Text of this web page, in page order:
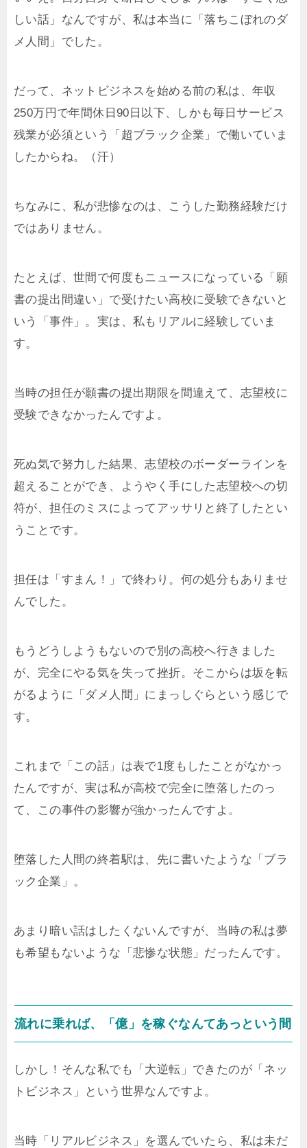
しい話」なんですが、私は本当に「落ちこぼれのダ
メ人間」でした。
だって、ネットビジネスを始める前の私は、年収
250万円で年間休日90日以下、しかも毎日サービス
残業が必須という「超ブラック企業」で働いていま
したからね。（汗）
ちなみに、私が悲惨なのは、こうした勤務経験だけ
ではありません。
たとえば、世間で何度もニュースになっている「願
書の提出間違い」で受けたい高校に受験できないと
いう「事件」。実は、私もリアルに経験していま
す。
当時の担任が願書の提出期限を間違えて、志望校に
受験できなかったんですよ。
死ぬ気で努力した結果、志望校のボーダーラインを
超えることができ、ようやく手にした志望校への切
符が、担任のミスによってアッサリと終了したとい
うことです。
担任は「すまん！」で終わり。何の処分もありませ
んでした。
もうどうしようもないので別の高校へ行きました
が、完全にやる気を失って挫折。そこからは坂を転
がるように「ダメ人間」にまっしぐらという感じで
す。
これまで「この話」は表で1度もしたことがなかっ
たんですが、実は私が高校で完全に堕落したのっ
て、この事件の影響が強かったんですよ。
堕落した人間の終着駅は、先に書いたような「ブラ
ック企業」。
あまり暗い話はしたくないんですが、当時の私は夢
も希望もないような「悲惨な状態」だったんです。
流れに乗れば、「億」を稼ぐなんてあっという間
しかし！そんな私でも「大逆転」できたのが「ネッ
トビジネス」という世界なんですよ。
当時「リアルビジネス」を選んでいたら、私は未だ